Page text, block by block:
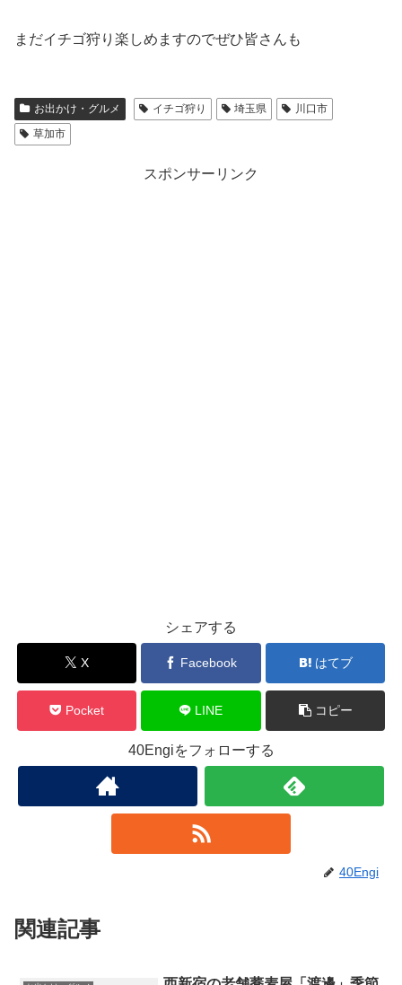
まだイチゴ狩り楽しめますのでぜひ皆さんも
お出かけ・グルメ イチゴ狩り 埼玉県
川口市
草加市
スポンサーリンク
シェアする
X Facebook はてブ
Pocket LINE コピー
40Engiをフォローする
40Engi
関連記事